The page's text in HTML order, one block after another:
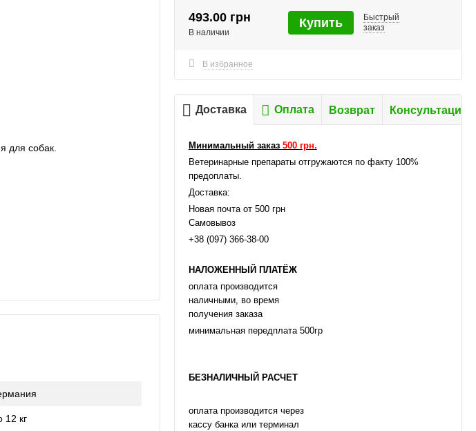
12 кг
493.00 грн
В наличии
Купить
Быстрый
заказ
В избранное
Доставка Оплата Возврат Консультация
Минимальный заказ 500 грн.
Ветеринарные препараты отгружаются по факту 100%
предоплаты.
Доставка:
Новая почта от 500 грн
Самовывоз
+38 (097) 366-38-00
НАЛОЖЕННЫЙ ПЛАТЁЖ
оплата производится
наличными, во время
получения заказа
минимальная передплата 500гр
БЕЗНАЛИЧНЫЙ РАСЧЕТ
оплата производится через
кассу банка или терминал